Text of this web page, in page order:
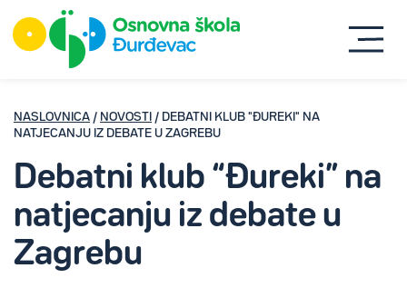
NASLOVNICA / NOVOSTI
/ DEBATNI KLUB "ĐUREKI" NA
NATJECANJU IZ DEBATE U ZAGREBU
Debatni klub “Đureki” na
natjecanju iz debate u
Zagrebu